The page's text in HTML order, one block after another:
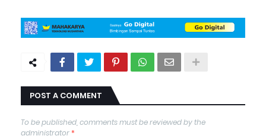
POST A COMMENT
To be published, comments must be reviewed by the
administrator*